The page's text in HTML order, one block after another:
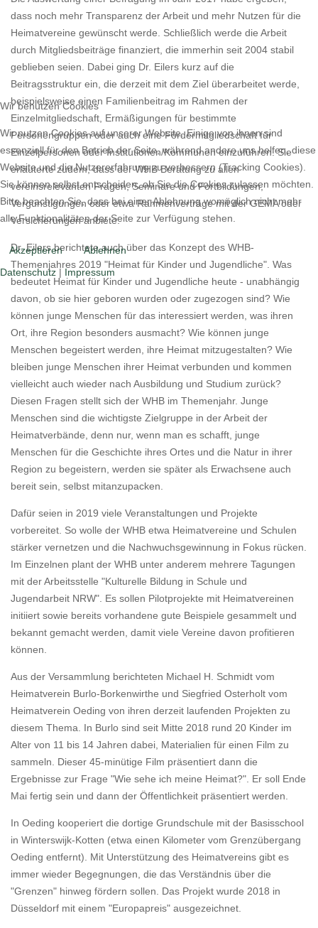
dass noch mehr Transparenz der Arbeit und mehr Nutzen für die
Heimatvereine gewünscht werde. Schließlich werde die Arbeit
durch Mitgliedsbeiträge finanziert, die immerhin seit 2004 stabil
geblieben seien. Dabei ging Dr. Eilers kurz auf die
Beitragsstruktur ein, die derzeit mit dem Ziel überarbeitet werde,
beispielsweise einen Familienbeitrag im Rahmen der
Einzelmitgliedschaft, Ermäßigungen für bestimmte
Personengruppen oder auch eine Fördermitgliedschaft für
Einzelpersonen oder Institutionen/Kommunen einzuführen. Sie
erläuterte zudem, dass der WHB Beratung zu allen
vereinsrelevanten Fragen, Seminare und Fortbildungen,
Vergünstigungen oder etwa Rahmenverträge mit der GEMA oder
Versicherungen anbiete.
Dr. Eilers berichtete auch über das Konzept des WHB-
Themenjahres 2019 "Heimat für Kinder und Jugendliche". Was
bedeutet Heimat für Kinder und Jugendliche heute - unabhängig
davon, ob sie hier geboren wurden oder zugezogen sind? Wie
können junge Menschen für das interessiert werden, was ihren
Ort, ihre Region besonders ausmacht? Wie können junge
Menschen begeistert werden, ihre Heimat mitzugestalten? Wie
bleiben junge Menschen ihrer Heimat verbunden und kommen
vielleicht auch wieder nach Ausbildung und Studium zurück?
Diesen Fragen stellt sich der WHB im Themenjahr. Junge
Menschen sind die wichtigste Zielgruppe in der Arbeit der
Heimatverbände, denn nur, wenn man es schafft, junge
Menschen für die Geschichte ihres Ortes und die Natur in ihrer
Region zu begeistern, werden sie später als Erwachsene auch
bereit sein, selbst mitanzupacken.
Dafür seien in 2019 viele Veranstaltungen und Projekte
vorbereitet. So wolle der WHB etwa Heimatvereine und Schulen
stärker vernetzen und die Nachwuchsgewinnung in Fokus rücken.
Im Einzelnen plant der WHB unter anderem mehrere Tagungen
mit der Arbeitsstelle "Kulturelle Bildung in Schule und
Jugendarbeit NRW". Es sollen Pilotprojekte mit Heimatvereinen
initiiert sowie bereits vorhandene gute Beispiele gesammelt und
bekannt gemacht werden, damit viele Vereine davon profitieren
können.
Aus der Versammlung berichteten Michael H. Schmidt vom
Heimatverein Burlo-Borkenwirthe und Siegfried Osterholt vom
Heimatverein Oeding von ihren derzeit laufenden Projekten zu
diesem Thema. In Burlo sind seit Mitte 2018 rund 20 Kinder im
Alter von 11 bis 14 Jahren dabei, Materialien für einen Film zu
sammeln. Dieser 45-minütige Film präsentiert dann die
Ergebnisse zur Frage "Wie sehe ich meine Heimat?". Er soll Ende
Mai fertig sein und dann der Öffentlichkeit präsentiert werden.
In Oeding kooperiert die dortige Grundschule mit der Basisschool
in Winterswijk-Kotten (etwa einen Kilometer vom Grenzübergang
Oeding entfernt). Mit Unterstützung des Heimatvereins gibt es
immer wieder Begegnungen, die das Verständnis über die
"Grenzen" hinweg fördern sollen. Das Projekt wurde 2018 in
Düsseldorf mit einem "Europapreis" ausgezeichnet.
Wir benutzen Cookies
Wir nutzen Cookies auf unserer Website. Einige von ihnen sind
essenziell für den Betrieb der Seite, während andere uns helfen, diese
Website und die Nutzererfahrung zu verbessern (Tracking Cookies).
Sie können selbst entscheiden, ob Sie die Cookies zulassen möchten.
Bitte beachten Sie, dass bei einer Ablehnung womöglich nicht mehr
alle Funktionalitäten der Seite zur Verfügung stehen.
Akzeptieren
Ablehnen
Datenschutz | Impressum